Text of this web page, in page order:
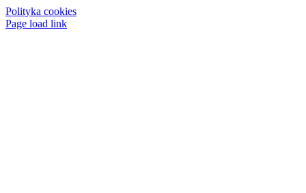
Polityka cookies
Page load link